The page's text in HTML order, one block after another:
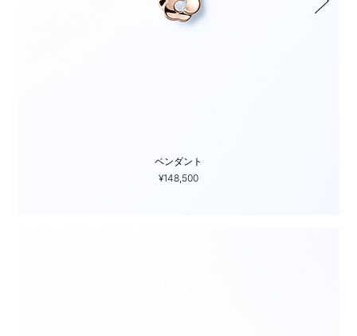
ペンダント
¥148,500